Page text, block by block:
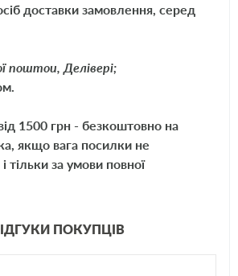
и шлангов бытового и промышленного
их соединения при высоком давлении.
конструкцией хомута, гладкая
которого имеет гофрированные участки.
хомуты могут быть использованы
доставки замовлення, серед
поштои, Делівері;
1500 грн - безкоштовно на
якщо вага посилки не
тільки за умови повної
ПОКУПЦІВ